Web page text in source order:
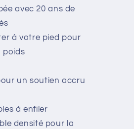
avec 20 ans de
à votre pied pour
poids
un soutien accru
à enfiler
densité pour la